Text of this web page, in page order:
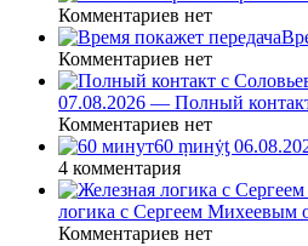
Комментариев нет
Комментариев нет
07.08.2026 — Полный
Комментариев нет
60 ṃинẏƫ
4 комментария
логика с Сергеем Михеевым
Комментариев нет